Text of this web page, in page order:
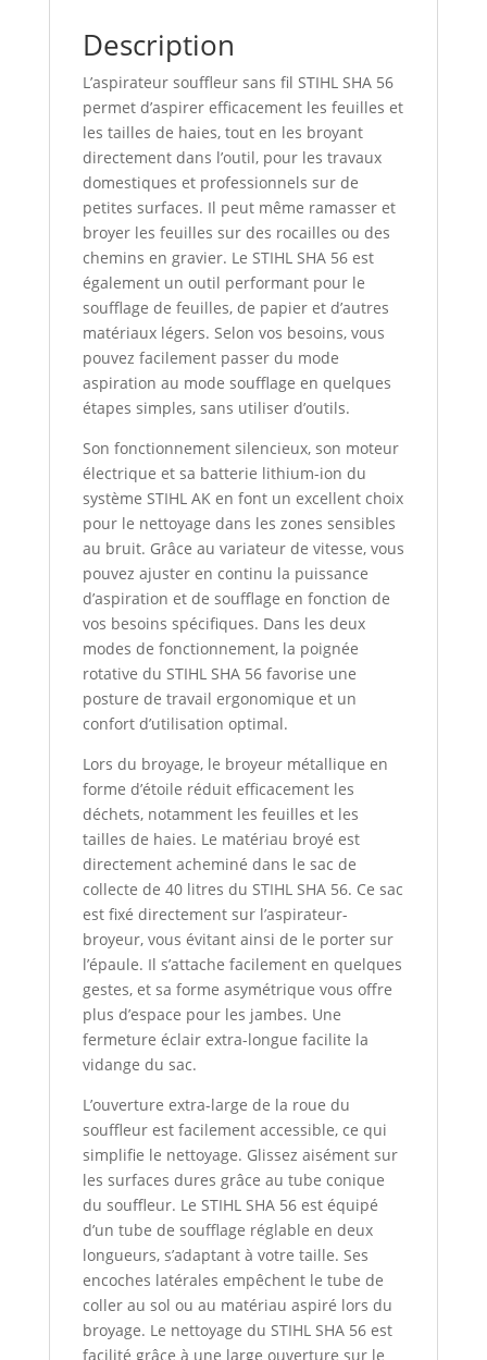
Description
L’aspirateur souffleur sans fil STIHL SHA 56
permet d’aspirer efficacement les feuilles et
les tailles de haies, tout en les broyant
directement dans l’outil, pour les travaux
domestiques et professionnels sur de
petites surfaces. Il peut même ramasser et
broyer les feuilles sur des rocailles ou des
chemins en gravier. Le STIHL SHA 56 est
également un outil performant pour le
soufflage de feuilles, de papier et d’autres
matériaux légers. Selon vos besoins, vous
pouvez facilement passer du mode
aspiration au mode soufflage en quelques
étapes simples, sans utiliser d’outils.
Son fonctionnement silencieux, son moteur
électrique et sa batterie lithium-ion du
système STIHL AK en font un excellent choix
pour le nettoyage dans les zones sensibles
au bruit. Grâce au variateur de vitesse, vous
pouvez ajuster en continu la puissance
d’aspiration et de soufflage en fonction de
vos besoins spécifiques. Dans les deux
modes de fonctionnement, la poignée
rotative du STIHL SHA 56 favorise une
posture de travail ergonomique et un
confort d’utilisation optimal.
Lors du broyage, le broyeur métallique en
forme d’étoile réduit efficacement les
déchets, notamment les feuilles et les
tailles de haies. Le matériau broyé est
directement acheminé dans le sac de
collecte de 40 litres du STIHL SHA 56. Ce sac
est fixé directement sur l’aspirateur-
broyeur, vous évitant ainsi de le porter sur
l’épaule. Il s’attache facilement en quelques
gestes, et sa forme asymétrique vous offre
plus d’espace pour les jambes. Une
fermeture éclair extra-longue facilite la
vidange du sac.
L’ouverture extra-large de la roue du
souffleur est facilement accessible, ce qui
simplifie le nettoyage. Glissez aisément sur
les surfaces dures grâce au tube conique
du souffleur. Le STIHL SHA 56 est équipé
d’un tube de soufflage réglable en deux
longueurs, s’adaptant à votre taille. Ses
encoches latérales empêchent le tube de
coller au sol ou au matériau aspiré lors du
broyage. Le nettoyage du STIHL SHA 56 est
facilité grâce à une large ouverture sur le